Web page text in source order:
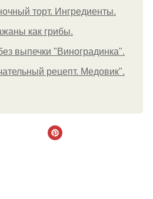
торт. Ингредиенты.
как грибы.
выпечки "Виноградинка".
рецепт. Медовик".